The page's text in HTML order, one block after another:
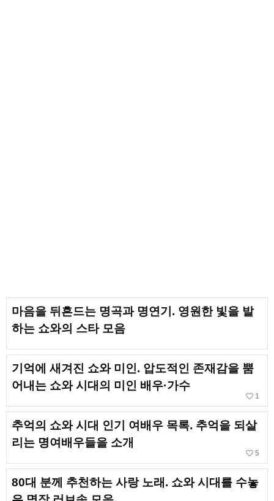
마음을 뒤흔드는 명곡과 명연기. 영원한 빛을 발
하는 쇼와의 스타 모음
기억에 새겨진 쇼와 미인. 압도적인 존재감을 뿜
어내는 쇼와 시대의 미인 배우·가수
favorite_border 1
추억의 쇼와 시대 인기 여배우 목록. 추억을 되살
리는 명여배우들을 소개
favorite_border 5
80대 분께 추천하는 사랑 노래. 쇼와 시대를 수놓